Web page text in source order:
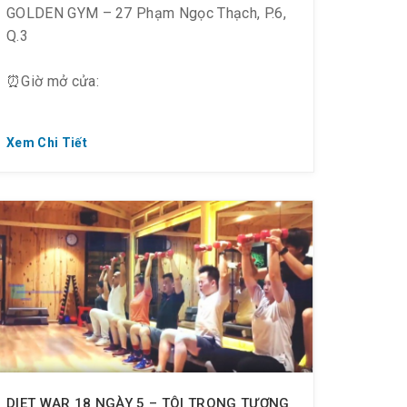
GOLDEN GYM – 27 Phạm Ngọc Thạch, P.6,
Q.3
⏰Giờ mở cửa:
? Email: igoldengym@hotmail.com
? Follow Gym tại: http://bit.ly/Goldengym
? Xem thêm tại Youtube:
http://bit.ly/GoldenGym_Utube
Xem Chi Tiết
DIET WAR 18 NGÀY 5 – TÔI TRONG TƯƠNG